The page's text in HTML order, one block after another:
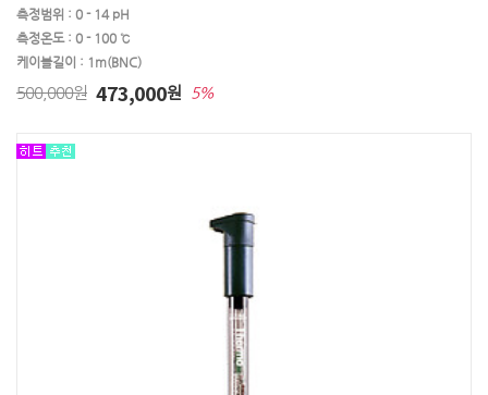
측정범위 : 0 - 14 pH
측정온도 : 0 - 100 ℃
케이블길이 : 1m(BNC)
500,000원 473,000원 5%